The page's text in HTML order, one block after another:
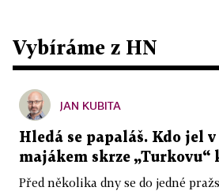
Vybíráme z HN
JAN KUBITA
Hledá se papaláš. Kdo jel
majákem skrze „Turkovu“
Před několika dny se do jedné